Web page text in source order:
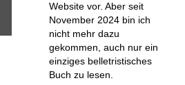
Website vor. Aber seit
November 2024 bin ich
nicht mehr dazu
gekommen, auch nur ein
einziges belletristisches
Buch zu lesen.